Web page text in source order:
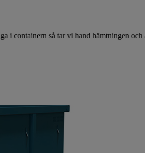
i containern så tar vi hand hämtningen och